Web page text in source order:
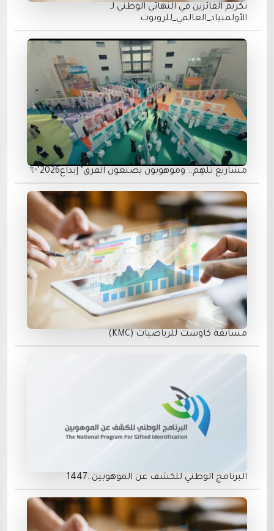
تكريم الفائزين في النهائي الوطني لـ
الأولمبياد_العالمي_للروبوت.
مشاريع تُلهِم.. وموهوبون يصنعون الفرق" إبداع2026"✨
مسابقة كاوست للرياضيات (KMC)
البرنامج الوطني للكشف عن الموهوبين..1447